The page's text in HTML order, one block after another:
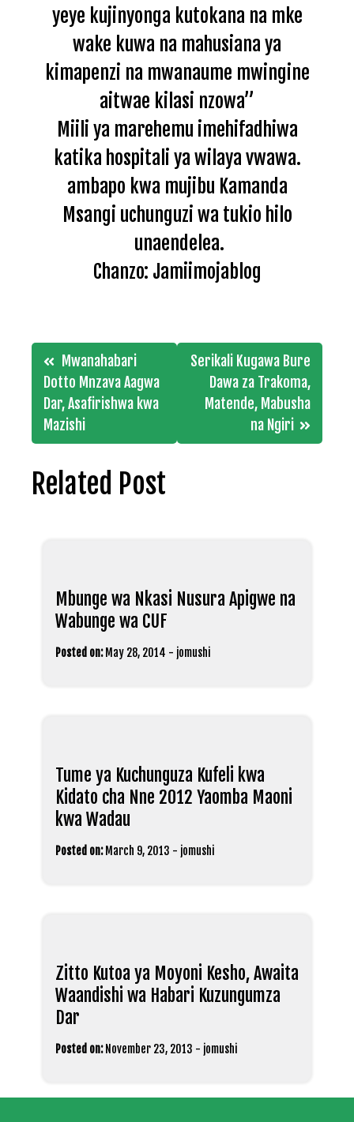
yeye kujinyonga kutokana na mke
wake kuwa na mahusiana ya
kimapenzi na mwanaume mwingine
aitwae kilasi nzowa”
Miili ya marehemu imehifadhiwa
katika hospitali ya wilaya vwawa.
ambapo kwa mujibu Kamanda
Msangi uchunguzi wa tukio hilo
unaendelea.
Chanzo: Jamiimojablog
Post
navigation
Mwanahabari
Dotto Mnzava Aagwa
Dar, Asafirishwa kwa
Mazishi
Serikali Kugawa Bure
Dawa za Trakoma,
Matende, Mabusha
na Ngiri
Related Post
Mbunge wa Nkasi Nusura Apigwe na
Wabunge wa CUF
Posted on: May 28, 2014 - jomushi
Tume ya Kuchunguza Kufeli kwa
Kidato cha Nne 2012 Yaomba Maoni
kwa Wadau
Posted on: March 9, 2013 - jomushi
Zitto Kutoa ya Moyoni Kesho, Awaita
Waandishi wa Habari Kuzungumza
Dar
Posted on: November 23, 2013 - jomushi